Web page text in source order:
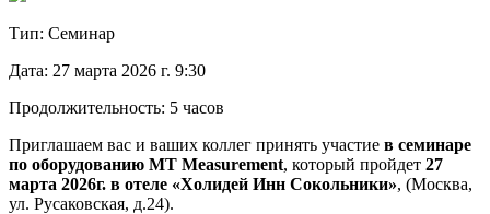
Тип: Семинар
Дата: 27 марта 2026 г. 9:30
Продолжительность: 5 часов
Приглашаем вас и ваших коллег принять участие в семинаре
по оборудованию MT Measurement, который пройдет 27
марта 2026г. в отеле «Холидей Инн Сокольники», (Москва,
ул. Русаковская, д.24).